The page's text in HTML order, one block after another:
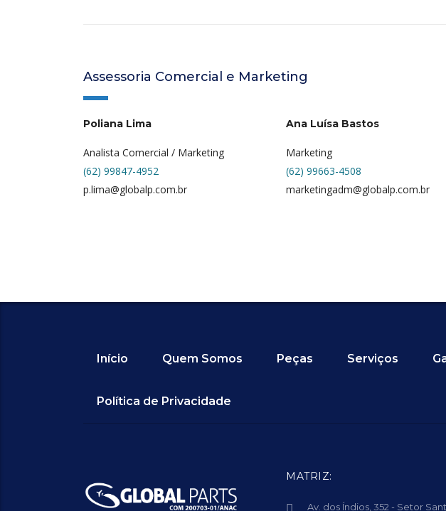
Assessoria Comercial e Marketing
Poliana Lima
Analista Comercial / Marketing
(62) 99847-4952
p.lima@globalp.com.br
Ana Luísa Bastos
Marketing
(62) 99663-4508
marketingadm@globalp.com.br
Início Quem Somos Peças Serviços
Política de Privacidade
MATRIZ:
Av. dos Índios, 352 - Setor